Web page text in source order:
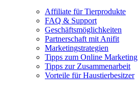
Affiliate für Tierprodukte
FAQ & Support
Geschäftsmöglichkeiten
Partnerschaft mit Anifit
Marketingstrategien
Tipps zum Online Marketing
Tipps zur Zusammenarbeit
Vorteile für Haustierbesitzer